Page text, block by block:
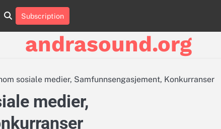
About
Us
Contact
Us
Cookie
Policy
Privacy
Policy
Sitemap
Terms
and
Conditions
Subscription
andrasound.org
sosiale medier, Samfunnsengasjement, Konkurranser
medier,